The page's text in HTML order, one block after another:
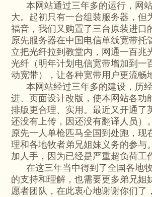
本网站通过三年多的运行，网
大。起初只有一台组装服务器，但
福音，我们又购置了三台原装进口
原先服务器在中国电信单线宽带托
立把光纤拉到教堂内，网通一百兆
光纤（明年计划电信宽带增加到一
动宽带），让各种宽带用户更流畅
本网站经过三年多的建设，历
进、页面设计改版，使本网站各功
排版更合理、实用。最近又开通了
还没有上传，因还没有翻译人员）
原先一人单枪匹马全国到处跑，现
理和各地牧者弟兄姐妹义务的参与
加人手，因为已经是严重超负荷工
在这三年当中得到了全国各地
的支持和理解，也需要更多弟兄姐
愿者团队，在此衷心地谢谢你们了